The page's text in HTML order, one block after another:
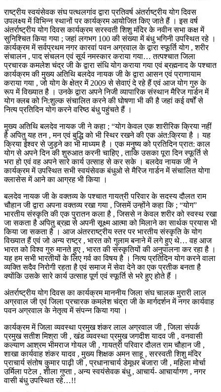
राष्ट्रीय स्वयंसेवक संघ पत्थलगांव द्वारा प्रतिवर्ष अंतर्राष्ट्रीय योग दिवस
उपलक्ष्य में विभिन्न स्थानों पर कार्यक्रम आयोजित किए जाते हैं । इस वर्ष
अंतर्राष्ट्रीय योग दिवस कार्यक्रम सरस्वती शिशु मंदिर के नवीन सभा कक्ष में
सुनिश्चित किया गया ; जहां लगभग 100 की संख्या में बंधु भगिनी उपस्थित रहे ।
कार्यक्रम में सर्वप्रथम नगर कारवां पवन अग्रवाल के द्वारा स्फूर्ति योग , शरीर
संचालन , पाद संचलन एवं सूर्य नमस्कार कराया गया… तत्पश्चात जिला
प्रचारक कमलेश चंद्र जी के द्वारा संधि योग कराया गया एवं ब्रह्मनाद के पश्चात
कार्यक्रम की मुख्य अतिथि बलदेव नायक जी के द्वारा आसन एवं प्राणायाम
कराया गया , जो योग के क्षेत्र में 2009 से सेवाएं दे रहे हैं एवं आज योग गुरु के
रूप में विख्यात है । उनके द्वारा अपने निजी व्यापारिक संस्थान मैरिज गार्डन में
योग क्लब को नि:शुल्क संचालित करने की घोषणा भी की है जहां कई वर्षों से
नित्य प्रतिदिन योग करने वरिष्ठ बंधु पहुंचते हैं ।
मुख्य अतिथि बलदेव नायक जी ने कहा ; “योग केवल एक शारीरिक क्रिया नहीं
है अपितु यह तन , मन एवं बुद्धि को भी स्थिर रखने की एक अंत:क्रिया है । यह
क्रिया ईश्वर से जुड़ने का भी माध्यम है । एक मनुष्य को प्रतिदिन प्रात: काल
योग से अपने दिन की शुरुआत करनी चाहिए , ताकि उसका पूरा दिन स्फूर्ति से
भरा हो एवं वह अपने सारे कार्य उत्साह से कर सके । बलदेव नायक जी ने
कार्यक्रम में उपस्थित सभी स्वयंसेवक बंधुओ से मैरिज गार्डन में संचालित योगा
क्लासेस में आने का आग्रह भी किया ।
बलदेव नायक जी के वक्तव्य के पश्चात गायत्री परिवार के सदस्य दौलत राम
चौहान जी द्वारा अपना वक्तव्य रखा गया , जिसमें उन्होंने कहा कि ; “योग”
भारतीय संस्कृति की एक पुरातन कला है , जिससे न केवल शरीर को स्वस्थ रखा
जा सकता है अपितु ब्रह्म से अपनी सूक्ष्म आत्मा को मिलाने का सार्थक प्रयास भी
किया जा सकता है । आज अंतरराष्ट्रीय स्तर पर भारतीय संस्कृति के योग
विख्यात हैं एवं जो अन्य राष्ट्र , भारत को गुलाम बनाने में लगे हुए थे… वह आज
भारत को विश्व गुरु मानते हुए , भारत की संस्कृतियों की अनुपालना कर रहा है ।
यह हम सभी भारतीयों के लिए गर्व का विषय है । नित्य प्रतिदिन योग करने वाला
व्यक्ति सदैव निरोगी रहता है एवं समाज में सेवा देने का एक प्रतीक बनता है
क्योंकि उसके सारे कार्य उत्साह पूर्ण एवं स्फूर्ति से भरे हुए होते हैं ।
अंतर्राष्ट्रीय योग दिवस का कार्यक्रम माननीय जिला संघ चालक मुरारी लाल
अग्रवाल जी एवं जिला प्रचारक कमलेश चंद्रा जी के मार्गदर्शन में नगर कार्यवाह
पवन अग्रवाल के नेतृत्व में संपन्न किया गया ।
कार्यक्रम में जिला व्यवस्था प्रमुख शंकर लाल अग्रवाल जी , जिला संपर्क
प्रमुख सतीश मिश्रा जी , खंड व्यवस्था प्रमुख जगदीश यादव जी , वनवासी
कल्याण आश्रम भीमराज गोयल जी , गायत्री परिवार दौलत राम चौहान जी ,
शाखा कार्यवाह शंकर यादव , मुख्य शिक्षक अमन साहू , सरस्वती शिशु मंदिर
प्राचार्य संतोष कुमार पाढ़ी जी , प्रधानाचार्य डेमूधर बंजारा जी , महिला मोर्चा
उर्मिला पटेल , शीला गुप्ता , अन्य स्वयंसेवक बंधु , आचार्य- आचार्यागण , नगर
वासी बंधु उपस्थित रहे…!!